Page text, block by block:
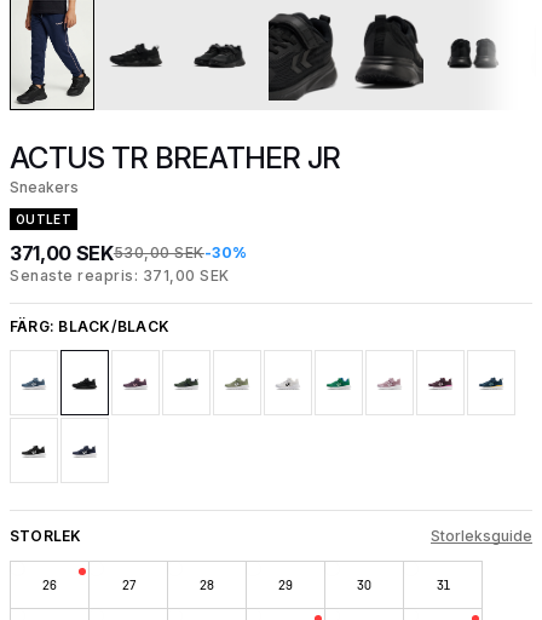
ACTUS TR BREATHER JR
Sneakers
OUTLET
371,00 SEK530,00 SEK-30%
Senaste reapris: 371,00 SEK
FÄRG: BLACK/BLACK
STORLEK Storleksguide
26 27 28 29 30 31